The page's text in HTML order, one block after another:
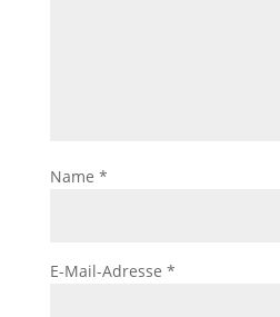
Name *
E-Mail-Adresse *